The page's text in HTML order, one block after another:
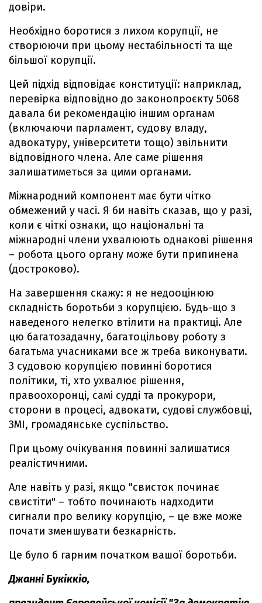
довіри.
Необхідно боротися з лихом корупції, не
створюючи при цьому нестабільності та ще
більшої корупції.
Цей підхід відповідає конституції: наприклад,
перевірка відповідно до законопроєкту 5068
давала би рекомендацію іншим органам
(включаючи парламент, судову владу,
адвокатуру, університети тощо) звільнити
відповідного члена. Але саме рішення
залишатиметься за цими органами.
Міжнародний компонент має бути чітко
обмежений у часі. Я би навіть сказав, що у разі,
коли є чіткі ознаки, що національні та
міжнародні члени ухвалюють однакові рішення
– робота цього органу може бути припинена
(достроково).
На завершення скажу: я не недооцінюю
складність боротьби з корупцією. Будь-що з
наведеного нелегко втілити на практиці. Але
цю багатозадачну, багатоцільову роботу з
багатьма учасниками все ж треба виконувати.
З судовою корупцією повинні боротися
політики, ті, хто ухвалює рішення,
правоохоронці, самі судді та прокурори,
сторони в процесі, адвокати, судові службовці,
ЗМІ, громадянське суспільство.
При цьому очікування повинні залишатися
реалістичними.
Але навіть у разі, якщо "свисток починає
свистіти" – тобто починають надходити
сигнали про велику корупцію, – це вже може
почати зменшувати безкарність.
Це було б гарним початком вашої боротьби.
Джанні Букіккіо,